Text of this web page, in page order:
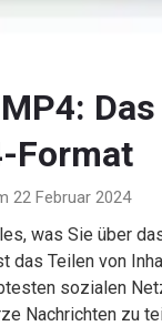
Format
22 Februar 2024
was Sie über
das Teilen von
sozialen
Nachrichten zu